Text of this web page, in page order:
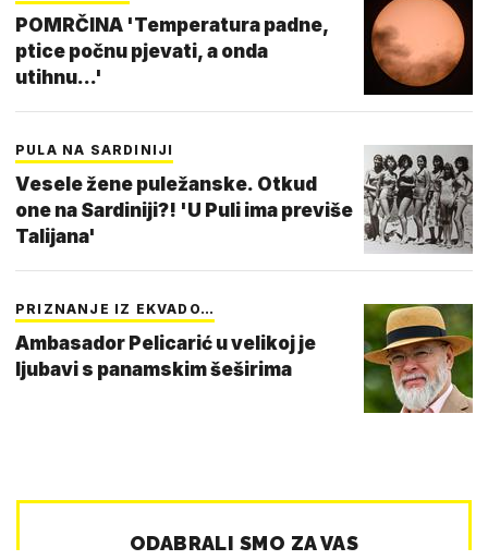
POMRČINA 'Temperatura padne,
ptice počnu pjevati, a onda
utihnu...'
PULA NA SARDINIJI
Vesele žene puležanske. Otkud
one na Sardiniji?! 'U Puli ima previše
Talijana'
PRIZNANJE IZ EKVADO…
Ambasador Pelicarić u velikoj je
ljubavi s panamskim šeširima